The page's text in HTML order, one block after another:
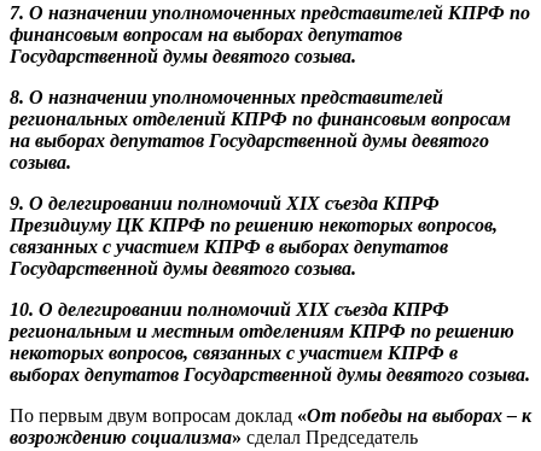
7. О назначении уполномоченных представителей КПРФ по
финансовым вопросам на выборах депутатов
Государственной думы девятого созыва.
8. О назначении уполномоченных представителей
региональных отделений КПРФ по финансовым вопросам
на выборах депутатов Государственной думы девятого
созыва.
9. О делегировании полномочий ХІХ съезда КПРФ
Президиуму ЦК КПРФ по решению некоторых вопросов,
связанных с участием КПРФ в выборах депутатов
Государственной думы девятого созыва.
10. О делегировании полномочий XIX съезда КПРФ
региональным и местным отделениям КПРФ по решению
некоторых вопросов, связанных с участием КПРФ в
выборах депутатов Государственной думы девятого созыва.
По первым двум вопросам доклад «От победы на выборах – к
возрождению социализма» сделал Председатель